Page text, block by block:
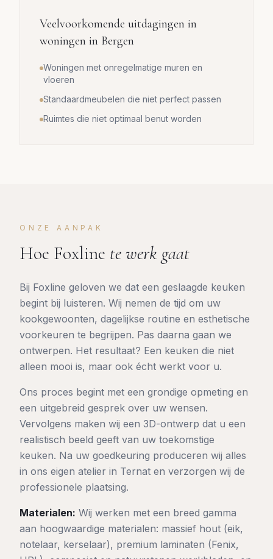
Veelvoorkomende uitdagingen in
woningen in Bergen
Woningen met onregelmatige muren en
vloeren
Standaardmeubelen die niet perfect passen
Ruimtes die niet optimaal benut worden
ONZE AANPAK
Hoe Foxline te werk gaat
Bij Foxline geloven we dat een geslaagde keuken
begint bij luisteren. Wij nemen de tijd om uw
kookgewoonten, dagelijkse routine en esthetische
voorkeuren te begrijpen. Pas daarna gaan we
ontwerpen. Het resultaat? Een keuken die niet
alleen mooi is, maar ook écht werkt voor u.
Ons proces begint met een grondige opmeting en
een uitgebreid gesprek over uw wensen.
Vervolgens maken wij een 3D-ontwerp dat u een
realistisch beeld geeft van uw toekomstige
keuken. Na uw goedkeuring produceren wij alles
in ons eigen atelier in Ternat en verzorgen wij de
professionele plaatsing.
Materialen: Wij werken met een breed gamma
aan hoogwaardige materialen: massief hout (eik,
notelaar, kerselaar), premium laminaten (Fenix,